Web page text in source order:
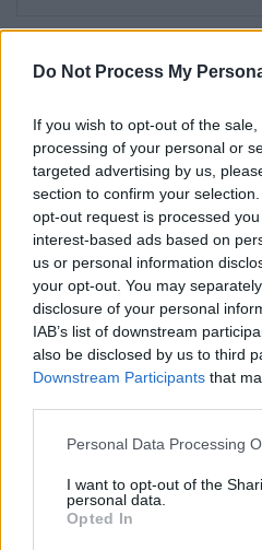
Do Not Process My
If you wish to opt-out of the
processing of your personal or
targeted advertising by us,
section to confirm your
opt-out request is processed
interest-based ads based on
us or personal information
your opt-out. You may
disclosure of your personal
IAB’s list of downstream
also be disclosed by us to third
Downstream Participants that
Personal Data Processing
I want to opt-out of the
personal data.
Opted In
CATEGORIE
Ecologia dello Spirito
Novità dall'Associazione
Novità dalle Sorelle
Parole e Vita
Pubblicazioni
Vocazione
ISCRIVITI ALLA